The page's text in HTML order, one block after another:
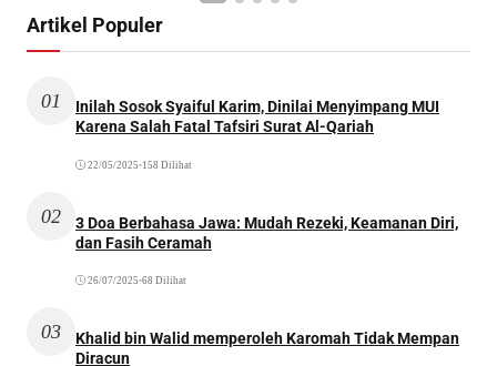
Artikel Populer
01
Inilah Sosok Syaiful Karim, Dinilai Menyimpang MUI
Karena Salah Fatal Tafsiri Surat Al-Qariah
22/05/2025 •158 Dilihat
02
3 Doa Berbahasa Jawa: Mudah Rezeki, Keamanan Diri,
dan Fasih Ceramah
26/07/2025 •68 Dilihat
03
Khalid bin Walid memperoleh Karomah Tidak Mempan
Diracun